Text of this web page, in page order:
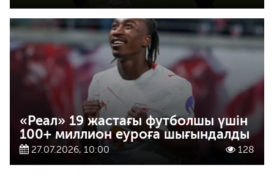
«Реал» 19 жастағы футболшы үшін
100+ миллион еуроға шығындалды
27.07.2026, 10:00 128